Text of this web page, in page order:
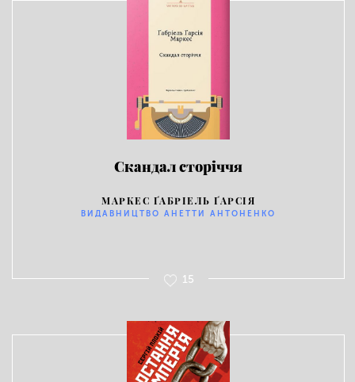
Скандал сторіччя
МАРКЕС ҐАБРІЕЛЬ ҐАРСІЯ
ВИДАВНИЦТВО АНЕТТИ АНТОНЕНКО
15